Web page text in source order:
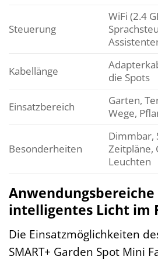
Steuerung
WiFi (2.4
Kabellänge
die Spots
Einsatzbereich
Garten,
Wege,
Besonderheiten
Dimmbar,
Zeitpläne,
Leuchten
intelligentes Licht im
Die Einsatzmöglichkeiten
SMART+ Garden Spot Mini